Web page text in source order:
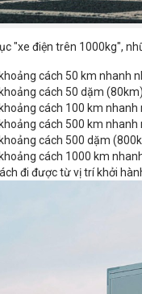
"xe điện trên 1000kg",
cách 50 km nhanh
cách 50 dặm
cách 100 km nhanh
cách 500 km nhanh
cách 500 dặm
cách 1000 km
đi được từ vị trí khởi